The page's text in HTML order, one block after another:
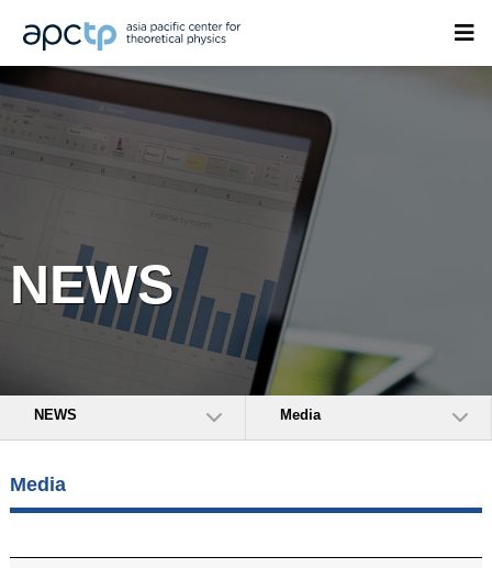
NEWS
NEWS Media
Media